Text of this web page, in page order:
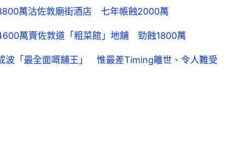
萬沽佐敦廟街酒店 七年帳蝕2000萬
萬賣佐敦道「粗菜館」地舖 勁蝕1800萬
波「最全面嘅舖王」 惟最差Timing離世、令人難受